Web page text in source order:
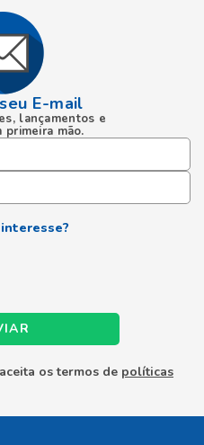
E-mail
lançamentos e
primeira mão.
os termos de políticas